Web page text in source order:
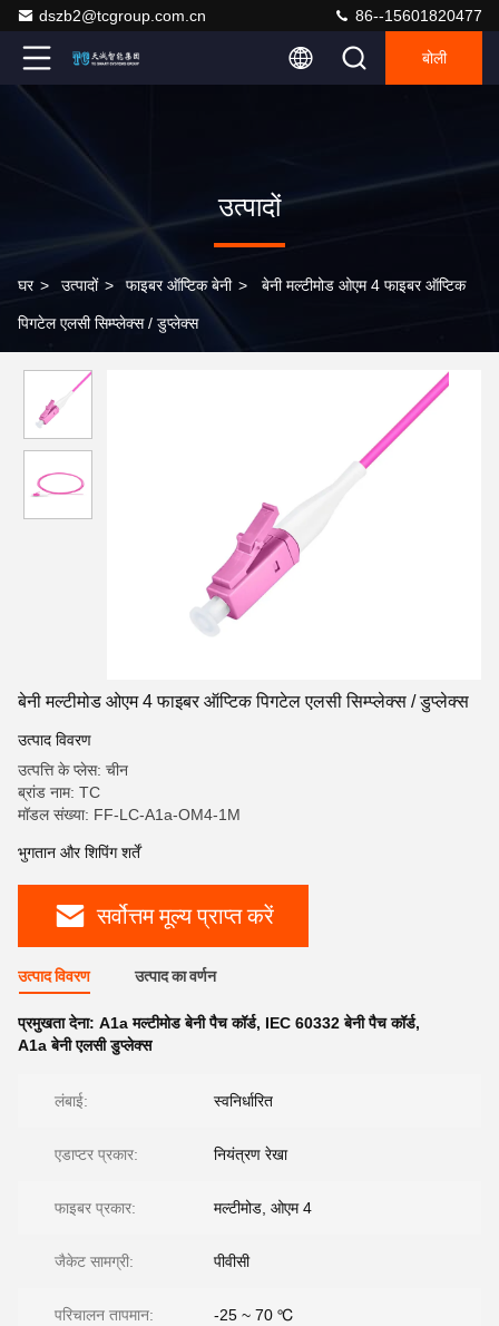
dszb2@tcgroup.com.cn 86--15601820477
बोली
उत्पादों
घर > उत्पादों > फाइबर ऑप्टिक बेनी > बेनी मल्टीमोड ओएम 4 फाइबर ऑप्टिक
पिगटेल एलसी सिम्प्लेक्स / डुप्लेक्स
बेनी मल्टीमोड ओएम 4 फाइबर ऑप्टिक पिगटेल एलसी सिम्प्लेक्स / डुप्लेक्स
उत्पाद विवरण
उत्पत्ति के प्लेस: चीन
ब्रांड नाम: TC
मॉडल संख्या: FF-LC-A1a-OM4-1M
भुगतान और शिपिंग शर्तें
सर्वोत्तम मूल्य प्राप्त करें
उत्पाद विवरण उत्पाद का वर्णन
प्रमुखता देना: A1a मल्टीमोड बेनी पैच कॉर्ड, IEC 60332 बेनी पैच कॉर्ड,
A1a बेनी एलसी डुप्लेक्स
लंबाई: स्वनिर्धारित
एडाप्टर प्रकार: नियंत्रण रेखा
फाइबर प्रकार: मल्टीमोड, ओएम 4
जैकेट सामग्री: पीवीसी
परिचालन तापमान: -25 ~ 70 ℃